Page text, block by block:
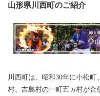
山形県川西町のご紹介
川西町は、昭和30年に小松
村、吉島村の一町五ヵ村が合